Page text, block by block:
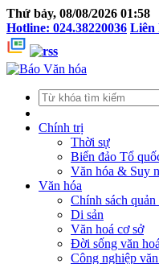
Thứ bảy, 08/08/2026 01:58
Hotline: 024.38220036 Liên
Chính trị
Thời sự
Biển đảo Tổ
Văn hóa & Suy
Văn hóa
Chính sách
Di sản
Văn hoá cơ sở
Đời sống văn hoá
Công nghiệp